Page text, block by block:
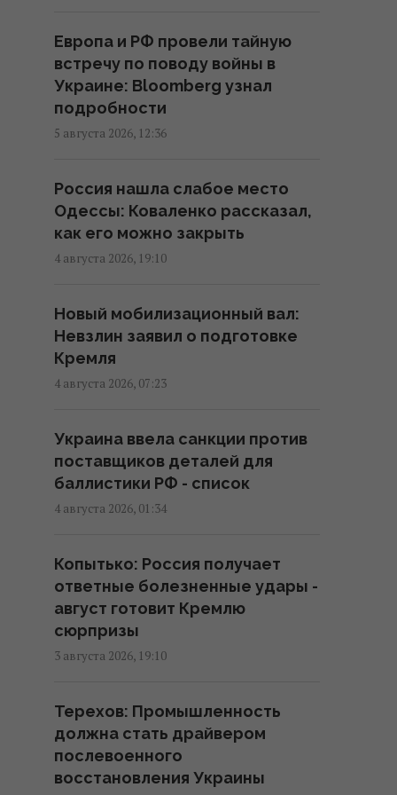
13:28 четверг, 06 августа 2026
Судоходство через Баб-эль-
Мандебский пролив почти
13:02 четверг, 06 августа 2026
Можно ли вернуть товар в
12:21 четверг, 06 августа 2026
Когда ожидать обвала гривни:
11:53 четверг, 06 августа 2026
"ПриватБанк" обновил курс
11:03 четверг, 06 августа 2026
100 гривень за литр
отменяются: эксперт дал
10:49 четверг, 06 августа 2026
В банках и обменниках евро
Европа и РФ провели тайную
встречу по поводу войны в
Украине: Bloomberg узнал
подробности
5 августа 2026, 12:36
Россия нашла слабое место
Одессы: Коваленко рассказал,
как его можно закрыть
4 августа 2026, 19:10
Новый мобилизационный вал:
Невзлин заявил о подготовке
Кремля
4 августа 2026, 07:23
Украина ввела санкции против
поставщиков деталей для
баллистики РФ - список
4 августа 2026, 01:34
Копытько: Россия получает
ответные болезненные удары -
август готовит Кремлю
сюрпризы
3 августа 2026, 19:10
Терехов: Промышленность
должна стать драйвером
послевоенного
восстановления Украины